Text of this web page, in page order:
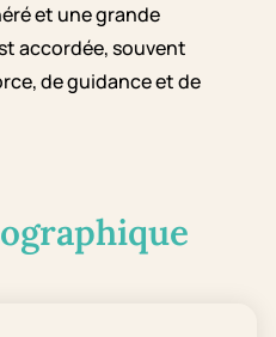
et une grande
accordée, souvent
de guidance et de